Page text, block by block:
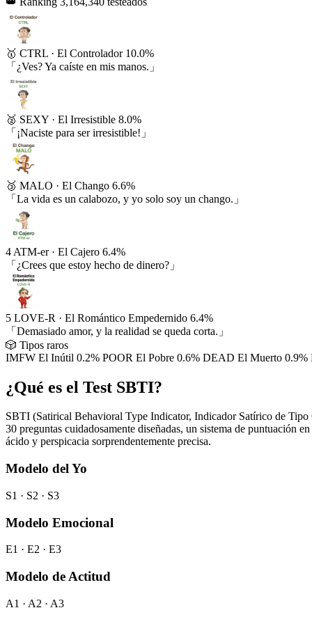
🥇 CTRL · El Controlador 10.0%
「¿Ves? Ya caíste en mis manos.」
🥈 SEXY · El Irresistible 8.0%
「¡Naciste para ser irresistible!」
🥉 MALO · El Chango 6.6%
「La vida es un calabozo, y yo solo soy un chango.」
4 ATM-er · El Cajero 6.4%
「¿Crees que estoy hecho de dinero?」
5 LOVE-R · El Romántico Empedernido 6.4%
「Demasiado amor, y la realidad se queda corta.」
🎲 Tipos raros
IMFW El Inútil 0.2% POOR El Pobre 0.6% DEAD El Muerto 0.9%
¿Qué es el Test SBTI?
SBTI (Satirical Behavioral Type Indicator, Indicador Satírico de Tipo
30 preguntas cuidadosamente diseñadas, un sistema de
ácido y perspicacia sorprendentemente precisa.
Modelo del Yo
S1 · S2 · S3
Modelo Emocional
E1 · E2 · E3
Modelo de Actitud
A1 · A2 · A3